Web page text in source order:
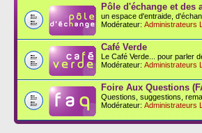
Pôle d'échange et des
un espace d'entraide,
Modérateur: Administrateurs
Café Verde
Le Café Verde... pour parler
Modérateur: Administrateurs
Foire Aux Questions
Questions, suggestions,
Modérateur: Administrateurs